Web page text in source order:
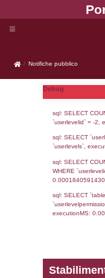
Notifiche
Notifiche
Debug
sql:
sql: